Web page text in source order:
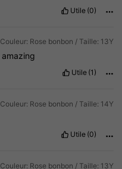
Utile (0)
Couleur: Rose bonbon / Taille: 13Y
amazing
Utile (1)
Couleur: Rose bonbon / Taille: 14Y
Utile (0)
Couleur: Rose bonbon / Taille: 13Y